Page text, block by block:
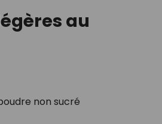
au
non sucré